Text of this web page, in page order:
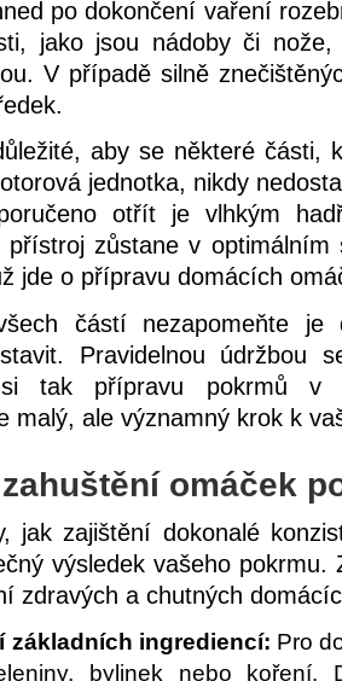
po dokončení vaření
jako jsou nádoby či
V případě silně
aby se některé části,
jednotka, nikdy
otřít je vlhkým
přístroj zůstane v
jde o přípravu domácích
částí nezapomeňte je
Pravidelnou údržbou
tak přípravu pokrmů v
malý, ale významný krok k
omáček
jak zajištění dokonalé
výsledek vašeho pokrmu.
zdravých a chutných
základních ingrediencí: Pro
bylinek nebo koření.